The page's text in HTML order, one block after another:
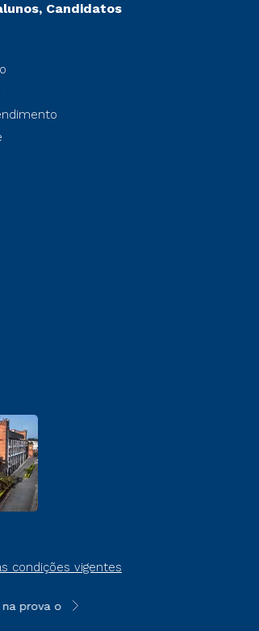
Candidatos
condições vigentes
on-line ou agendada, que
**Semipresencial é um formato do